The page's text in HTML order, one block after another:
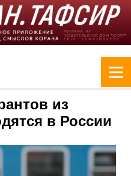
из
в России